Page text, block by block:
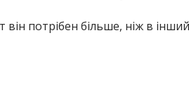
потрібен більше, ніж в